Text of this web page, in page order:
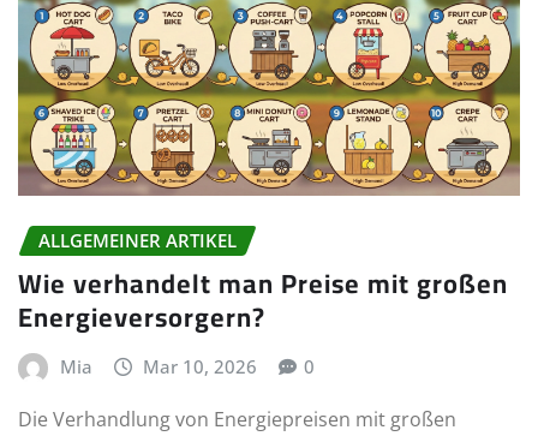
ALLGEMEINER ARTIKEL
Wie verhandelt man Preise mit großen
Energieversorgern?
Mia Mar 10, 2026 0
Die Verhandlung von Energiepreisen mit großen